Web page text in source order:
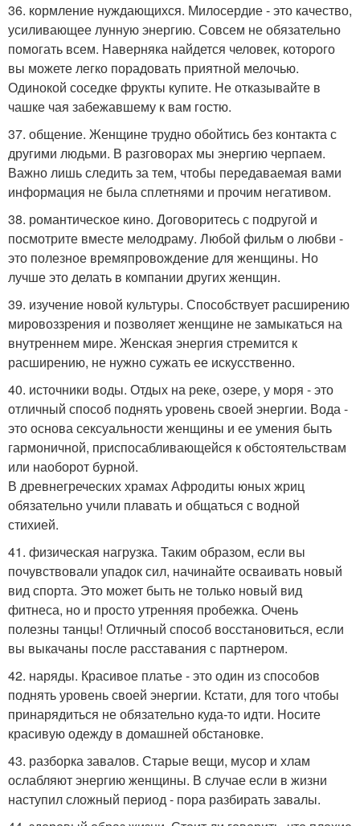
36. кормление нуждающихся. Милосердие - это качество,
усиливающее лунную энергию. Совсем не обязательно
помогать всем. Наверняка найдется человек, которого
вы можете легко порадовать приятной мелочью.
Одинокой соседке фрукты купите. Не отказывайте в
чашке чая забежавшему к вам гостю.
37. общение. Женщине трудно обойтись без контакта с
другими людьми. В разговорах мы энергию черпаем.
Важно лишь следить за тем, чтобы передаваемая вами
информация не была сплетнями и прочим негативом.
38. романтическое кино. Договоритесь с подругой и
посмотрите вместе мелодраму. Любой фильм о любви -
это полезное времяпровождение для женщины. Но
лучше это делать в компании других женщин.
39. изучение новой культуры. Способствует расширению
мировоззрения и позволяет женщине не замыкаться на
внутреннем мире. Женская энергия стремится к
расширению, не нужно сужать ее искусственно.
40. источники воды. Отдых на реке, озере, у моря - это
отличный способ поднять уровень своей энергии. Вода -
это основа сексуальности женщины и ее умения быть
гармоничной, приспосабливающейся к обстоятельствам
или наоборот бурной.
В древнегреческих храмах Афродиты юных жриц
обязательно учили плавать и общаться с водной
стихией.
41. физическая нагрузка. Таким образом, если вы
почувствовали упадок сил, начинайте осваивать новый
вид спорта. Это может быть не только новый вид
фитнеса, но и просто утренняя пробежка. Очень
полезны танцы! Отличный способ восстановиться, если
вы выкачаны после расставания с партнером.
42. наряды. Красивое платье - это один из способов
поднять уровень своей энергии. Кстати, для того чтобы
принарядиться не обязательно куда-то идти. Носите
красивую одежду в домашней обстановке.
43. разборка завалов. Старые вещи, мусор и хлам
ослабляют энергию женщины. В случае если в жизни
наступил сложный период - пора разбирать завалы.